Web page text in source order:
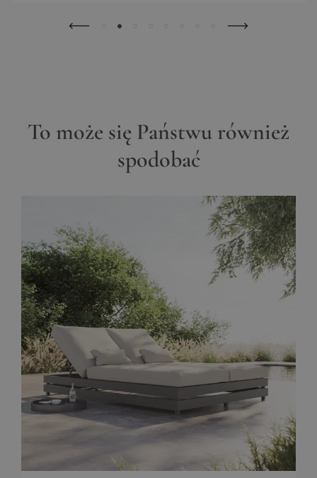
To może się Państwu również
spodobać